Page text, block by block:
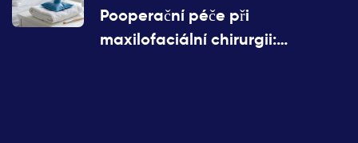
Pooperační péče při
maxilofaciální chirurgii: